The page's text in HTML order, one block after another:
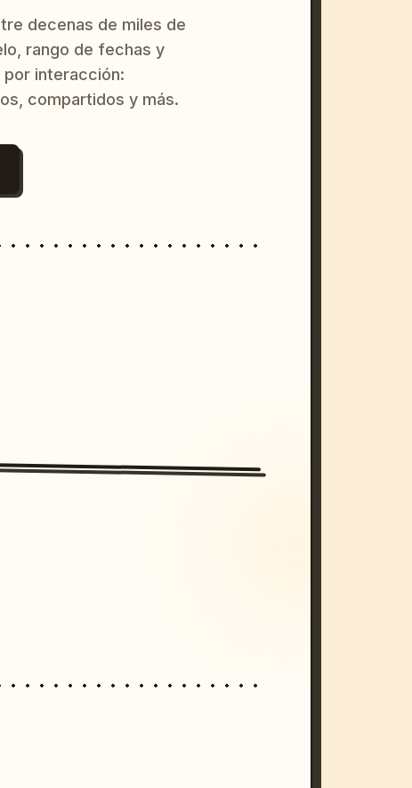
decenas de miles de
rango de fechas y
por interacción:
compartidos y más.